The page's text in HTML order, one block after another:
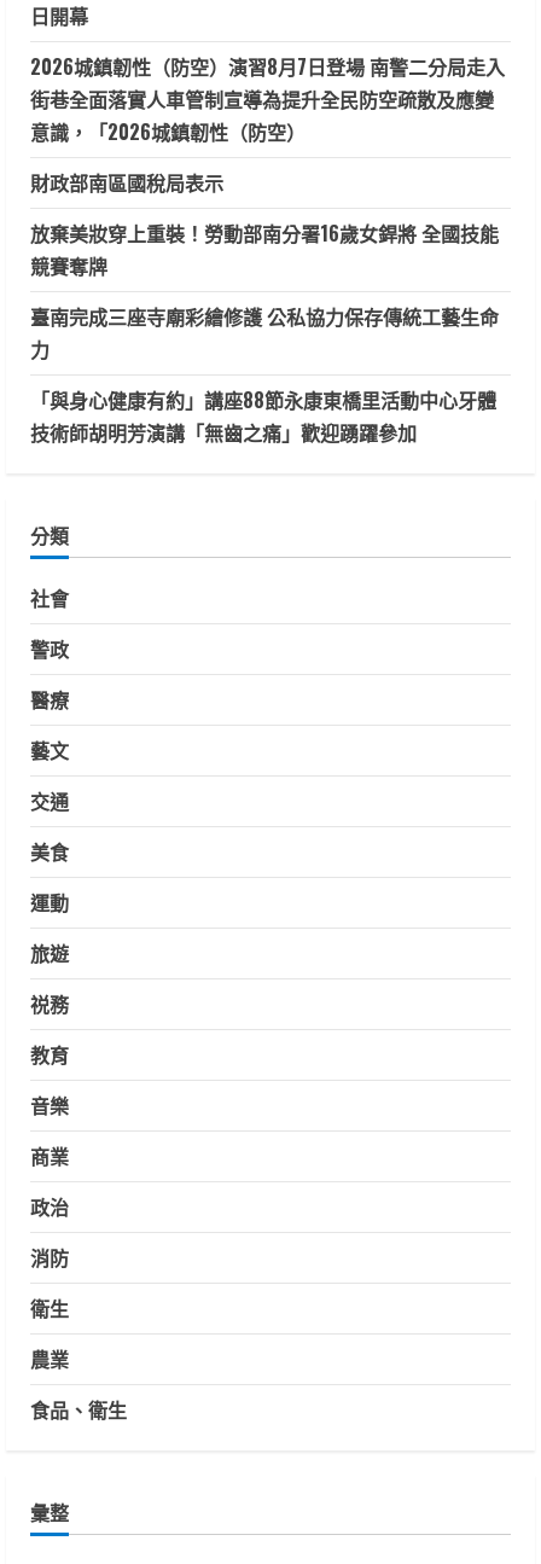
日開幕
2026城鎮韌性（防空）演習8月7日登場 南警二分局走入
街巷全面落實人車管制宣導為提升全民防空疏散及應變
意識，「2026城鎮韌性（防空）
財政部南區國稅局表示
放棄美妝穿上重裝！勞動部南分署16歲女銲將 全國技能
競賽奪牌
臺南完成三座寺廟彩繪修護 公私協力保存傳統工藝生命
力
「與身心健康有約」講座88節永康東橋里活動中心牙體
技術師胡明芳演講「無齒之痛」歡迎踴躍參加
分類
社會
警政
醫療
藝文
交通
美食
運動
旅遊
祱務
教育
音樂
商業
政治
消防
衛生
農業
食品、衛生
彙整